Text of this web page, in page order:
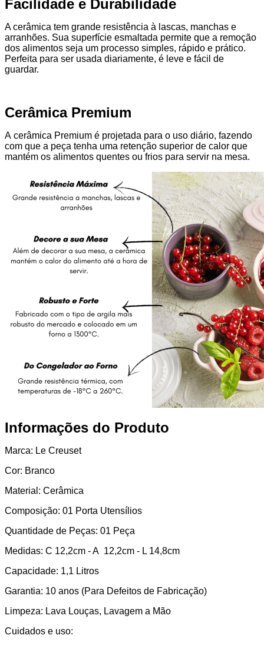
Facilidade e Durabilidade
A cerâmica tem grande resistência à lascas, manchas e
arranhões. Sua superfície esmaltada permite que a remoção
dos alimentos seja um processo simples, rápido e prático.
Perfeita para ser usada diariamente, é leve e fácil de
guardar.
Cerâmica Premium
A cerâmica Premium é projetada para o uso diário, fazendo
com que a peça tenha uma retenção superior de calor que
mantém os alimentos quentes ou frios para servir na mesa.
Informações do Produto
Marca: Le Creuset
Cor: Branco
Material: Cerâmica
Composição: 01 Porta Utensílios
Quantidade de Peças: 01 Peça
Medidas: C 12,2cm - A 12,2cm - L 14,8cm
Capacidade: 1,1 Litros
Garantia: 10 anos (Para Defeitos de Fabricação)
Limpeza: Lava Louças, Lavagem a Mão
Cuidados e uso: